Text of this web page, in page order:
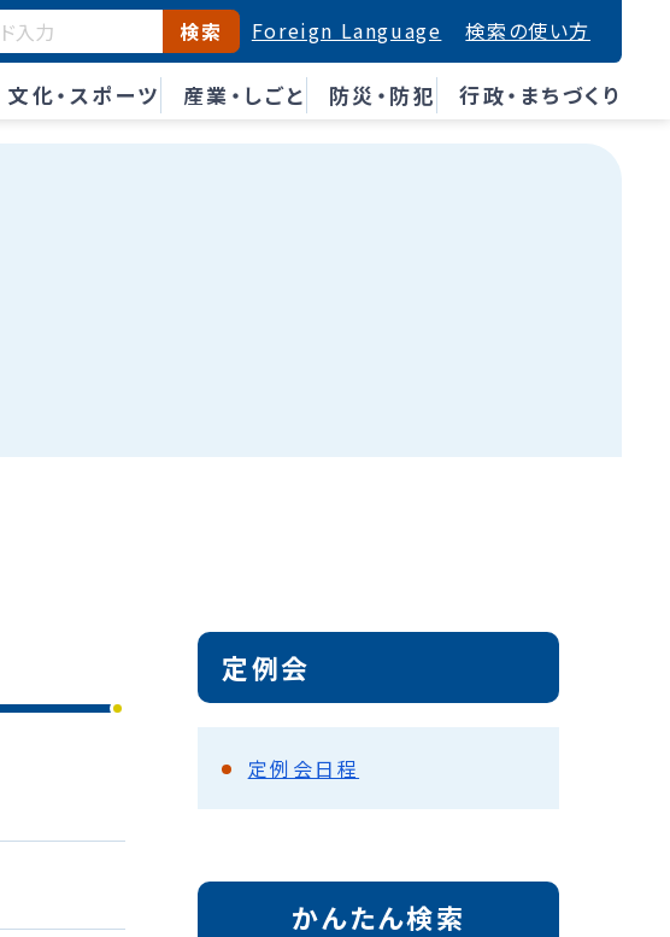
文化・スポーツ 産業・しごと 防災・防犯 行政・まちづくり
検索 Foreign Language 検索の使い方
定例会
定例会日程
かんたん検索